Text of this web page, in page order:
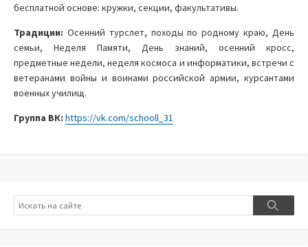
бесплатной основе: кружки, секции, факультативы.
Традиции: Осенний турслет, походы по родному краю, День
семьи, Неделя Памяти, День знаний, осенний кросс,
предметные недели, неделя космоса и информатики, встречи с
ветеранами войны и воинами российской армии, курсантами
военных училищ.
Группа ВК: https://vk.com/schooll_31
Поиск
Поиск